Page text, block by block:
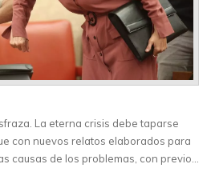
La eterna crisis debe taparse
con nuevos relatos elaborados para
causas de los problemas, con previo…